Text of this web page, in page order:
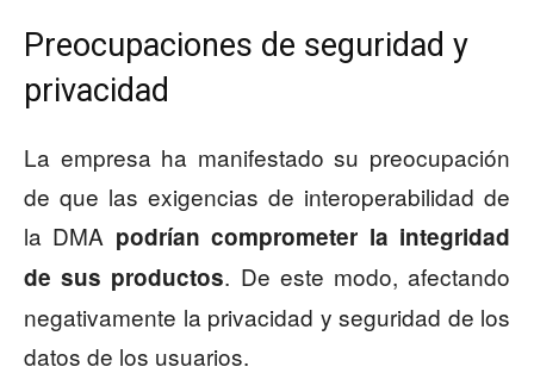
Preocupaciones de seguridad y
privacidad
La empresa ha manifestado su preocupación
de que las exigencias de interoperabilidad de
la DMA podrían comprometer la integridad
de sus productos. De este modo, afectando
negativamente la privacidad y seguridad de los
datos de los usuarios.